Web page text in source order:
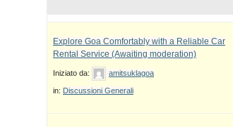
Explore Goa Comfortably with a Reliable Car
Rental Service (Awaiting moderation)
Iniziato da: amitsuklagoa
in: Discussioni Generali